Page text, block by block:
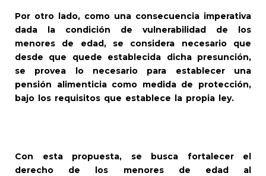
Por otro lado, como una consecuencia imperativa
dada la condición de vulnerabilidad de los
menores de edad, se considera necesario que
desde que quede establecida dicha presunción,
se provea lo necesario para establecer una
pensión alimenticia como medida de protección,
bajo los requisitos que establece la propia ley.
Con esta propuesta, se busca fortalecer el
derecho de los menores de edad al